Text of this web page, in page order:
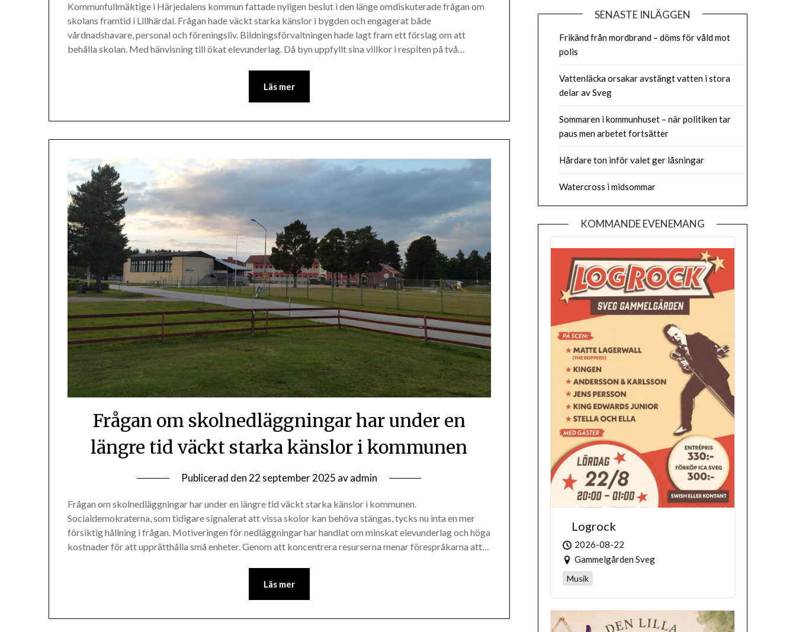
Kommunfullmäktige i Härjedalens kommun fattade nyligen beslut i den länge omdiskuterade frågan om
skolans framtid i Lillhärdal. Frågan hade väckt starka känslor i bygden och engagerat både
vårdnadshavare, personal och föreningsliv. Bildningsförvaltningen hade lagt fram ett förslag om att
behålla skolan. Med hänvisning till ökat elevunderlag. Då byn uppfyllt sina villkor i respiten på två…
Läs mer
Frågan om skolnedläggningar har under en
längre tid väckt starka känslor i kommunen
Publicerad den 22 september 2025 avadmin
Frågan om skolnedläggningar har under en längre tid väckt starka känslor i kommunen.
Socialdemokraterna, som tidigare signalerat att vissa skolor kan behöva stängas, tycks nu inta en mer
försiktig hållning i frågan. Motiveringen för nedläggningar har handlat om minskat elevunderlag och höga
kostnader för att upprätthålla små enheter. Genom att koncentrera resurserna menar förespråkarna att…
Läs mer
SENASTE INLÄGGEN
Frikänd från mordbrand – döms för våld mot
polis
Vattenläcka orsakar avstängt vatten i stora
delar av Sveg
Sommaren i kommunhuset – när politiken tar
paus men arbetet fortsätter
Hårdare ton inför valet ger låsningar
Watercross i midsommar
KOMMANDE EVENEMANG
Logrock
2026-08-22
Gammelgården Sveg
Musik